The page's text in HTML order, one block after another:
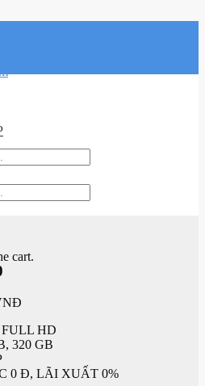
cart.
FULL HD
320 GB
0 Đ, LÃI XUẤT 0%